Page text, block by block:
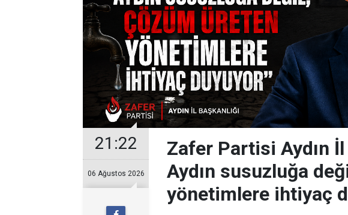
21:22
06 Ağustos 2026
Zafer Partisi Aydın İl
Aydın susuzluğa
yönetimlere ihtiyaç